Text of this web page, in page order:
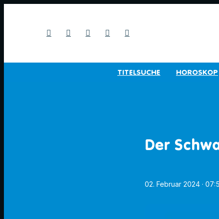
TITELSUCHE HOROSKOP
Der
02. Februar 2024 ·